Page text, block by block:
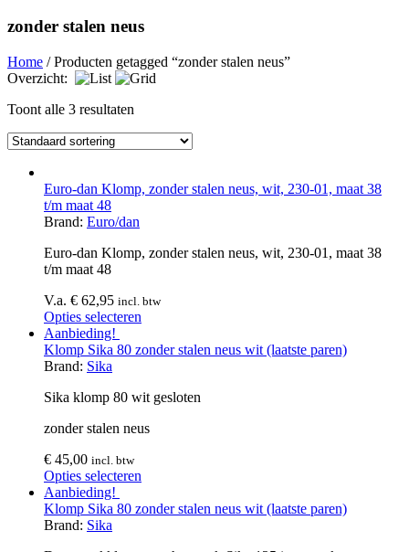
zonder stalen neus
Home / Producten getagged “zonder stalen neus”
Overzicht:
Toont alle 3 resultaten
Euro-dan Klomp, zonder stalen neus, wit, 230-01, maat 38
t/m maat 48
Brand: Euro/dan
Euro-dan Klomp, zonder stalen neus, wit, 230-01, maat 38
t/m maat 48
V.a. € 62,95 incl. btw
Opties selecteren
Aanbieding!
Klomp Sika 80 zonder stalen neus wit (laatste paren)
Brand: Sika
Sika klomp 80 wit gesloten
zonder stalen neus
€ 45,00 incl. btw
Opties selecteren
Aanbieding!
Klomp Sika 80 zonder stalen neus wit (laatste paren)
Brand: Sika